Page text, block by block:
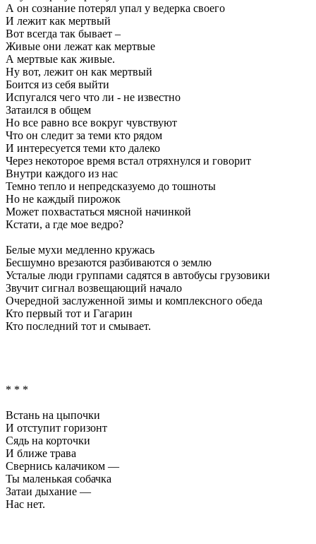
А он сознание потерял упал у ведерка своего
И лежит как мертвый
Вот всегда так бывает –
Живые они лежат как мертвые
А мертвые как живые.
Ну вот, лежит он как мертвый
Боится из себя выйти
Испугался чего что ли - не известно
Затаился в общем
Но все равно все вокруг чувствуют
Что он следит за теми кто рядом
И интересуется теми кто далеко
Через некоторое время встал отряхнулся и говорит
Внутри каждого из нас
Темно тепло и непредсказуемо до тошноты
Но не каждый пирожок
Может похвастаться мясной начинкой
Кстати, а где мое ведро?
Белые мухи медленно кружась
Бесшумно врезаются разбиваются о землю
Усталые люди группами садятся в автобусы грузовики
Звучит сигнал возвещающий начало
Очередной заслуженной зимы и комплексного обеда
Кто первый тот и Гагарин
Кто последний тот и смывает.
* * *
Встань на цыпочки
И отступит горизонт
Сядь на корточки
И ближе трава
Свернись калачиком —
Ты маленькая собачка
Затаи дыхание —
Нас нет.